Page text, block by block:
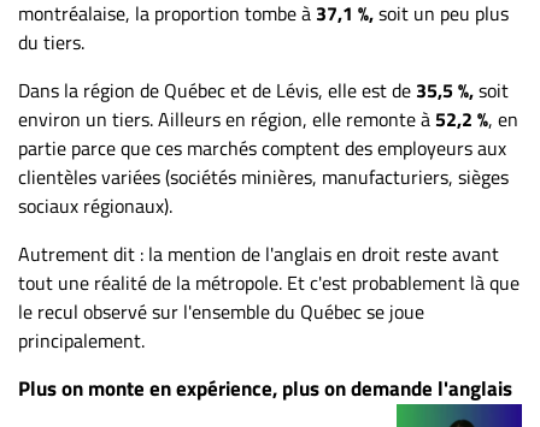
Solutions de
recrutements
TROUVEZ-
NOUS
Nous
À
propos
Infolettre
FAQ
montréalaise, la proportion tombe à 37,1 %,soit un peu plus
du tiers.
Dans la région de Québec et de Lévis, elle est de 35,5 %,soit
environ un tiers. Ailleurs en région, elle remonte à52,2 %, en
partie parce que ces marchés comptent des employeurs aux
clientèles variées (sociétés minières, manufacturiers, sièges
sociaux régionaux).
Autrement dit : la mention de l'anglais en droit reste avant
tout une réalité de la métropole. Et c'est probablement là que
le recul observé sur l'ensemble du Québec se joue
principalement.
Plus on monte en expérience, plus on demande l'anglais